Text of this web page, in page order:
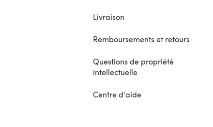
Livraison
Remboursements et retours
Questions de propriété
intellectuelle
Centre d'aide